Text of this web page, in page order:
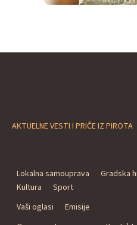
AKTUELNE VESTI I PRIČE IZ PIROTA
Lokalna samouprava Gradska
Kultura
Sport
Vaši oglasi
Emisije